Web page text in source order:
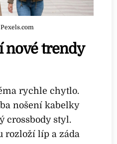
nové trendy
rychle chytlo.
nošení kabelky
crossbody styl.
rozloží líp a záda